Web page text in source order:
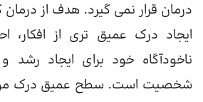
درمان قرار نمی گیرد. هدف از درمان
ایجاد درک عمیق تری از افکار،
ناخودآگاه خود برای ایجاد رشد
شخصیت است. سطح عمیق درک مورد